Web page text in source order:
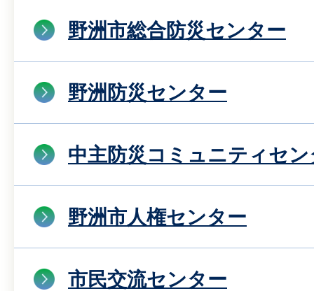
野洲市総合防災センター
野洲防災センター
中主防災コミュニティセン
野洲市人権センター
市民交流センター